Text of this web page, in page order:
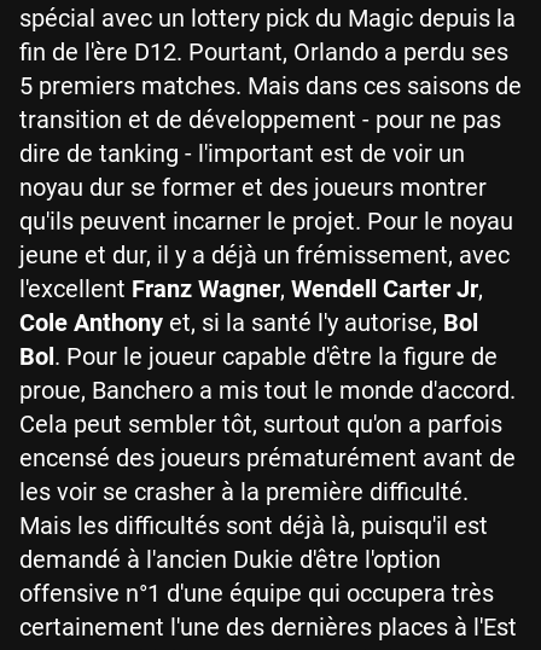
spécial avec un lottery pick du Magic depuis la
fin de l'ère D12. Pourtant, Orlando a perdu ses
5 premiers matches. Mais dans ces saisons de
transition et de développement - pour ne pas
dire de tanking - l'important est de voir un
noyau dur se former et des joueurs montrer
qu'ils peuvent incarner le projet. Pour le noyau
jeune et dur, il y a déjà un frémissement, avec
l'excellent Franz Wagner, Wendell Carter Jr,
Cole Anthony et, si la santé l'y autorise, Bol
Bol. Pour le joueur capable d'être la figure de
proue, Banchero a mis tout le monde d'accord.
Cela peut sembler tôt, surtout qu'on a parfois
encensé des joueurs prématurément avant de
les voir se crasher à la première difficulté.
Mais les difficultés sont déjà là, puisqu'il est
demandé à l'ancien Dukie d'être l'option
offensive n°1 d'une équipe qui occupera très
certainement l'une des dernières places à l'Est